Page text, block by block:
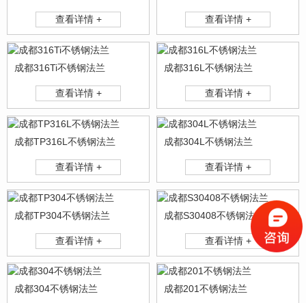
查看详情 + 查看详情 +
成都316Ti不锈钢法兰
查看详情 +
成都316L不锈钢法兰
查看详情 +
成都TP316L不锈钢法兰
查看详情 +
成都304L不锈钢法兰
查看详情 +
成都TP304不锈钢法兰
查看详情 +
成都S30408不锈钢法兰
查看详情 +
成都304不锈钢法兰 成都201不锈钢法兰